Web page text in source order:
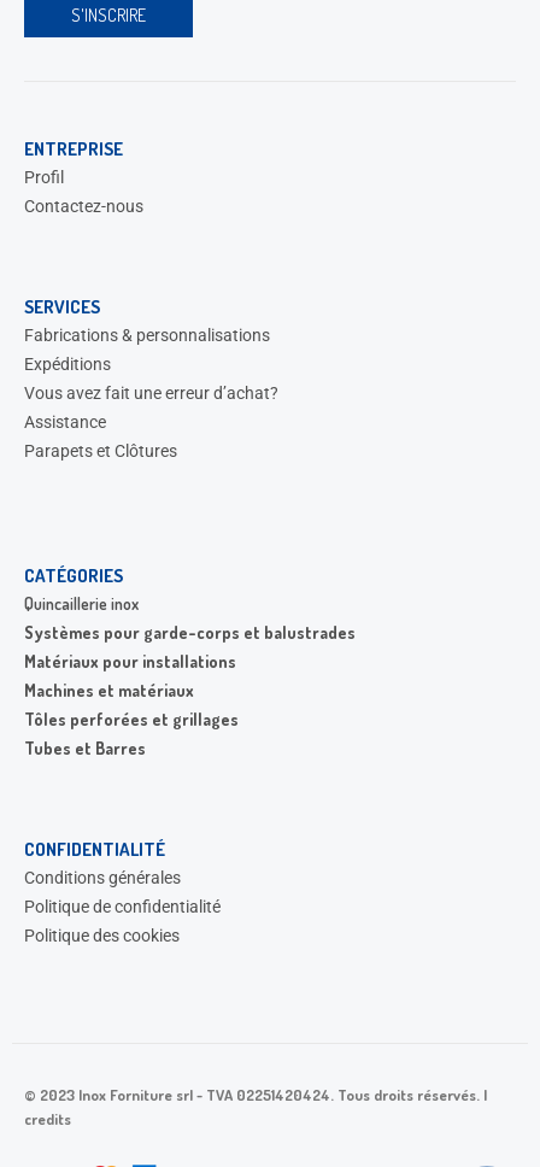
ENTREPRISE
Profil
Contactez-nous
SERVICES
Fabrications & personnalisations
Expéditions
Vous avez fait une erreur d’achat?
Assistance
Parapets et Clôtures
CATÉGORIES
Quincaillerie inox
Systèmes pour garde-corps et balustrades
Matériaux pour installations
Machines et matériaux
Tôles perforées et grillages
Tubes et Barres
CONFIDENTIALITÉ
Conditions générales
Politique de confidentialité
Politique des cookies
© 2023 Inox Forniture srl - TVA 02251420424. Tous droits réservés. |
credits